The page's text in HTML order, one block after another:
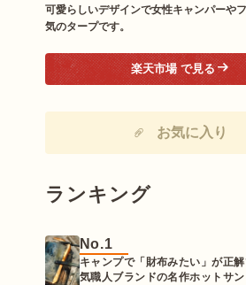
可愛らしいデザインで女性キャンパーや
気のタープです。
楽天市場 で見る
お気に入り
ランキング
No.1
キャンプで「財布みたい」が正
気職人ブランドの名作ホットサ